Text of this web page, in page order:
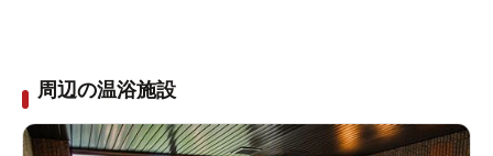
周辺の温浴施設